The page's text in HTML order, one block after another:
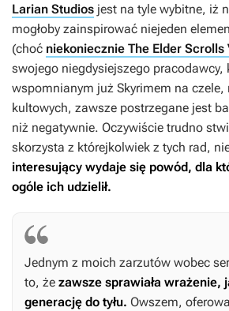
Larian Studios jest na tyle wybitne, iż
mogłoby zainspirować niejeden
(choć niekoniecznie The Elder Scrolls
swojego niegdysiejszego pracodawcy,
wspomnianym już Skyrimem na
kultowych, zawsze postrzegane jest
niż negatywnie. Oczywiście trudno
skorzysta z którejkolwiek z tych rad,
interesujący wydaje się powód, dla
ogóle ich udzielił.
Jednym z moich zarzutów wobec
to, że zawsze sprawiała wrażenie,
generację do tyłu. Owszem,